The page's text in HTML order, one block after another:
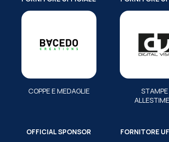
COPPE E MEDAGLIE
STAMPE
OFFICIAL SPONSOR FORNITORE